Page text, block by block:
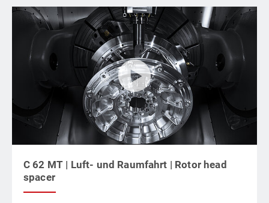
C 62 MT | Luft- und Raumfahrt | Rotor head
spacer